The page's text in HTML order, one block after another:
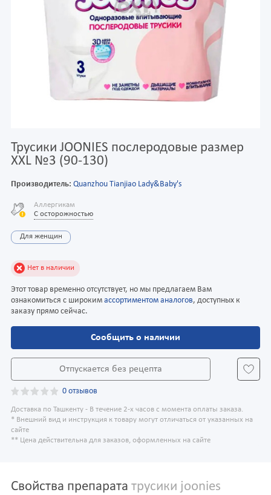
Трусики JOONIES послеродовые размер
XXL №3 (90-130)
Производитель: Quanzhou Tianjiao Lady&Baby's
Аллергикам
С осторожностью
Для женщин
Нет в наличии
Этот товар временно отсутствует, но мы предлагаем Вам
ознакомиться с широким ассортиментом аналогов, доступных к
заказу прямо сейчас.
Сообщить о наличии
Отпускается без рецепта
0 отзывов
Доставка по Ташкенту - В течение 2-х часов с момента оплаты заказа.
* Внешний вид и инструкция к товару могут отличаться от указанных на
сайте
** Цена действительна для заказов, оформленных на сайте
Свойства препарата трусики joonies